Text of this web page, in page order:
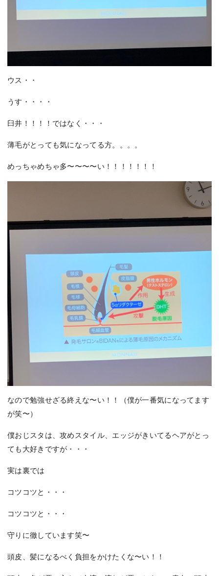
ウス・・
うす・・・・
臼井！！！！ではなく・・・
薄毛がとっても気になってる方。。。。
めっちゃめちゃ多〜〜〜〜い！！！！！！！
なので勉強せざる終えな〜い！！（僕が一番気になってます
が笑〜）
僕おじスタは、攻めスタイル、エッジがきいてるヘアがとっ
ても大好きですが・・・
実は裏では
コツコツと・・・
コツコツと・・・
守りに徹しています笑〜
頭皮、髪になるべく負担をかけたくな〜い！！